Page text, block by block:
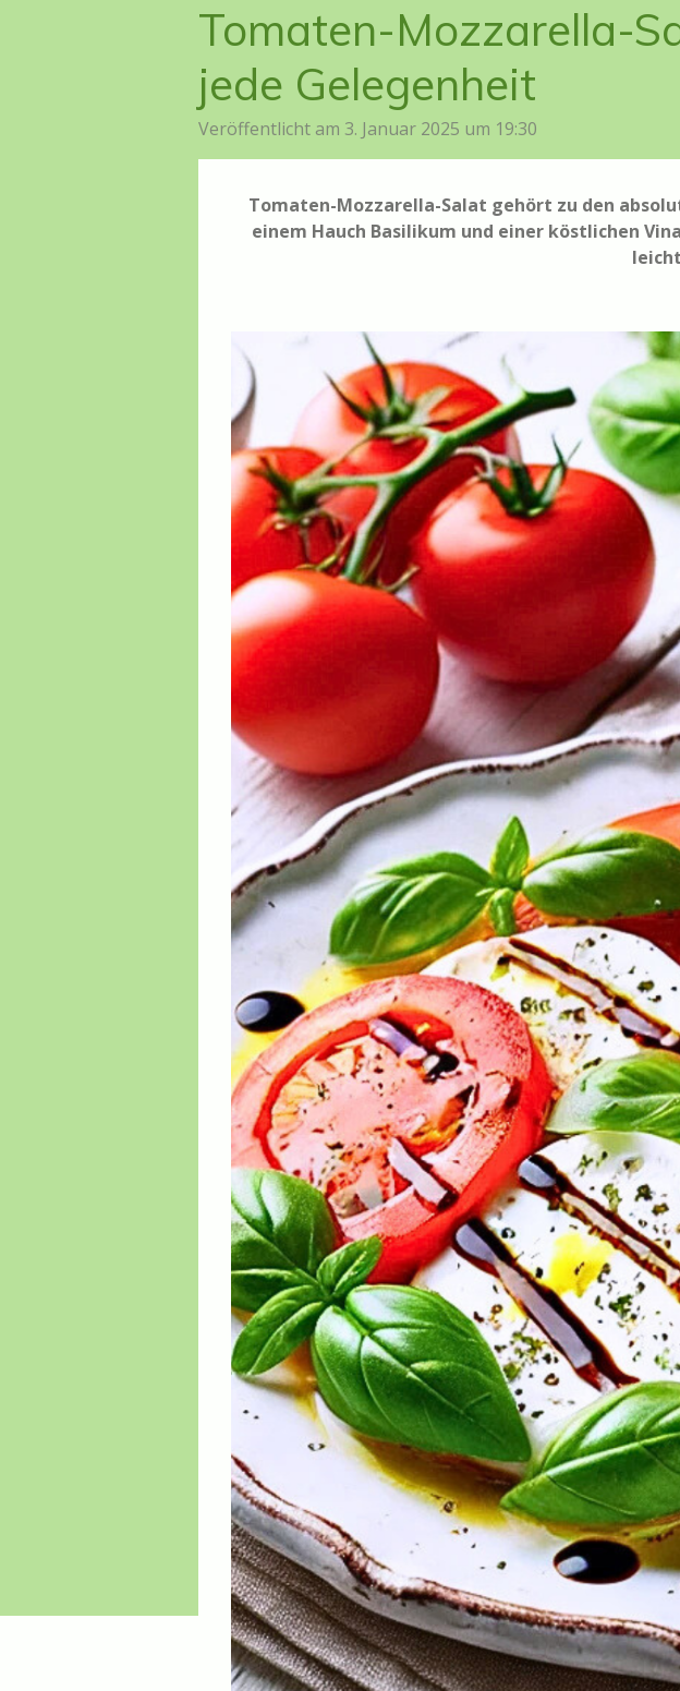
Tomaten-Mozzarella-
jede Gelegenheit
Veröffentlicht am 3. Januar 2025 um 19:30
Tomaten-Mozzarella-Salat gehört zu den
einem Hauch Basilikum und einer köstlichen